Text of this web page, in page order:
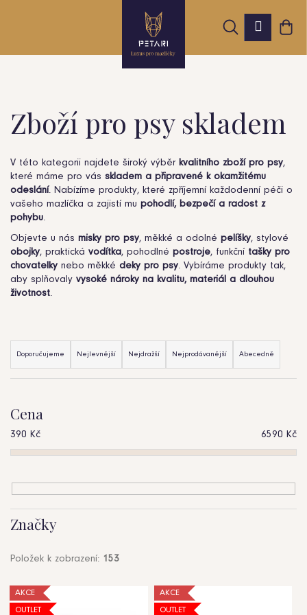
Hledat
Zboží pro psy skladem
V této kategorii najdete široký výběr kvalitního zboží pro psy,
které máme pro vás skladem a připravené k okamžitému
odeslání. Nabízíme produkty, které zpříjemní každodenní péči o
vašeho mazlíčka a zajistí mu pohodlí, bezpečí a radost z
pohybu.
Objevte u nás misky pro psy, měkké a odolné pelíšky, stylové
obojky, praktická vodítka, pohodlné postroje, funkční tašky pro
chovatelky nebo měkké deky pro psy. Vybíráme produkty tak,
aby splňovaly vysoké nároky na kvalitu, materiál a dlouhou
životnost.
Ř
a
e
n
p
r
o
d
u
Doporučujeme Nejlevnější Nejdražší Nejprodávanější Abecedně
Cena
390 Kč 6590 Kč
Značky
Položek k zobrazení: 153
V
AKCE
OUTLET
AKCE
OUTLET
š
k
C
o
p
o
t
ř
e
u
j
t
e
n
a
j
í
t
?